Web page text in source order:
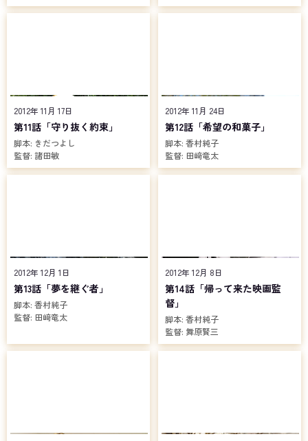
2012年 11月 17日
第11話「守り抜く約束」
脚本: きだつよし
監督: 諸田敏
2012年 11月 24日
第12話「希望の和菓子」
脚本: 香村純子
監督: 田﨑竜太
2012年 12月 1日
第13話「夢を継ぐ者」
脚本: 香村純子
監督: 田﨑竜太
2012年 12月 8日
第14話「帰って来た映画監
督」
脚本: 香村純子
監督: 舞原賢三